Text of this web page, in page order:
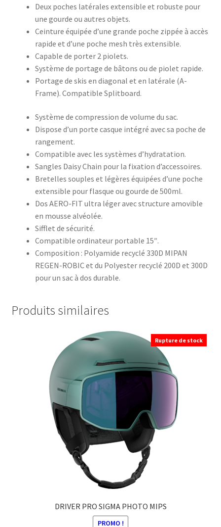
Deux poches latérales extensible et robuste pour
une gourde ou autres objets.
Ceinture équipée d’une grande poche zippée à accès
rapide et d’une poche mesh très extensible.
Capable de porter 2 piolets.
Système de portage de bâtons ou de piolet rapide.
Portage de skis en diagonal et en latérale (A-
Frame). Compatible Splitboard.
Système de compression de volume du sac.
Dispose d’un porte casque intégré avec sa poche de
rangement.
Compatible avec les systèmes d’hydratation.
Sangles Daisy Chain pour la fixation d’accessoires.
Bretelles souples et légères équipées d’une poche
extensible pour flasque ou gourde de 500ml.
Dos AERO-FIT ultra léger avec structure amovible
en mousse alvéolée.
Sifflet de sécurité.
Compatible ordinateur portable 15″.
Composition : Polyamide recyclé 330D MIPAN
REGEN-ROBIC et du Polyester recyclé 200D et 300D
pour un sac à dos durable.
Produits similaires
Rupture de stock
DRIVER PRO SIGMA PHOTO MIPS
PROMO !